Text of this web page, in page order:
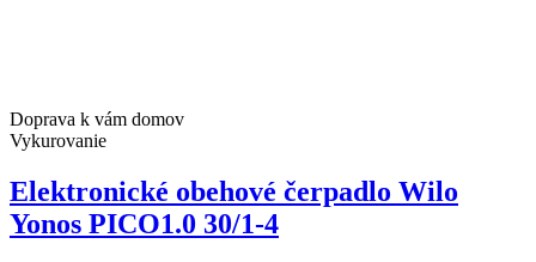
Doprava k vám domov
Vykurovanie
Elektronické obehové čerpadlo Wilo
Yonos PICO1.0 30/1-4